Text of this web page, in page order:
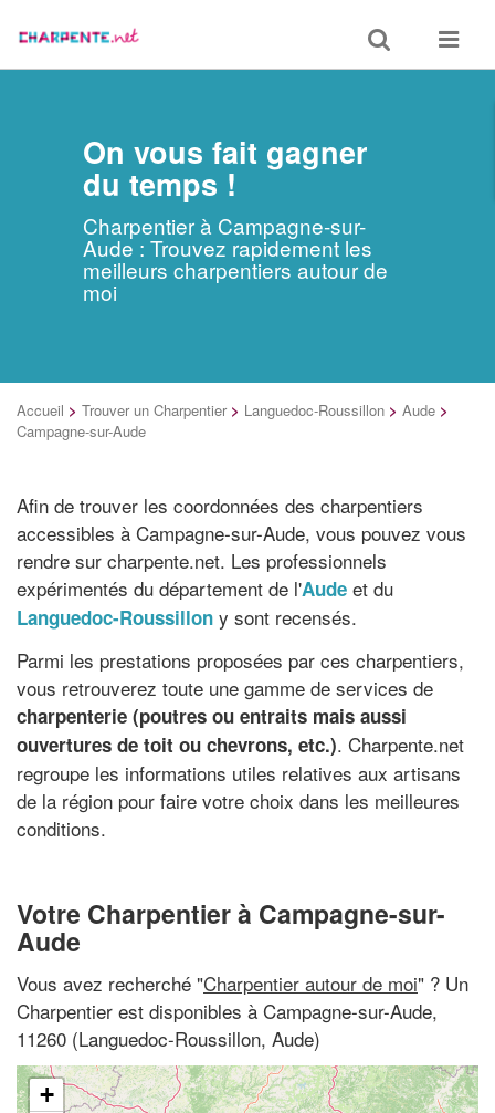
Toggle
search
Toggle
On vous fait gagner
du temps !
Charpentier à Campagne-sur-
Aude : Trouvez rapidement les
meilleurs charpentiers autour de
moi
Accueil > Trouver un Charpentier > Languedoc-Roussillon > Aude >
Campagne-sur-Aude
Afin de trouver les coordonnées des charpentiers
accessibles à Campagne-sur-Aude, vous pouvez vous
rendre sur charpente.net. Les professionnels
expérimentés du département de l'Aude et du
Languedoc-Roussillon y sont recensés.
Parmi les prestations proposées par ces charpentiers,
vous retrouverez toute une gamme de services de
charpenterie (poutres ou entraits mais aussi
ouvertures de toit ou chevrons, etc.). Charpente.net
regroupe les informations utiles relatives aux artisans
de la région pour faire votre choix dans les meilleures
conditions.
Votre Charpentier à Campagne-sur-
Aude
Vous avez recherché "Charpentier autour de moi" ? Un
Charpentier est disponibles à Campagne-sur-Aude,
11260 (Languedoc-Roussillon, Aude)
+